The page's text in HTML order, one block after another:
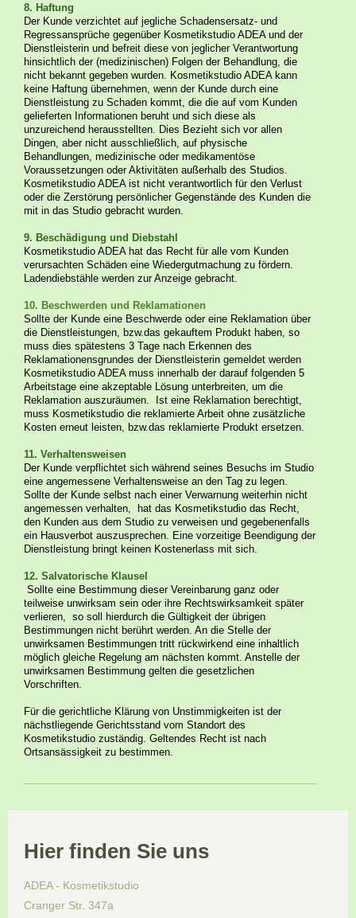
8. Haftung
Der Kunde verzichtet auf jegliche Schadensersatz- und
Regressansprüche gegenüber Kosmetikstudio ADEA und der
Dienstleisterin und befreit diese von jeglicher Verantwortung
hinsichtlich der (medizinischen) Folgen der Behandlung, die
nicht bekannt gegeben wurden. Kosmetikstudio ADEA kann
keine Haftung übernehmen, wenn der Kunde durch eine
Dienstleistung zu Schaden kommt, die die auf vom Kunden
gelieferten Informationen beruht und sich diese als
unzureichend herausstellten. Dies Bezieht sich vor allen
Dingen, aber nicht ausschließlich, auf physische
Behandlungen, medizinische oder medikamentöse
Voraussetzungen oder Aktivitäten außerhalb des Studios.
Kosmetikstudio ADEA ist nicht verantwortlich für den Verlust
oder die Zerstörung persönlicher Gegenstände des Kunden die
mit in das Studio gebracht wurden.
9. Beschädigung und Diebstahl
Kosmetikstudio ADEA hat das Recht für alle vom Kunden
verursachten Schäden eine Wiedergutmachung zu fördern.
Ladendiebstähle werden zur Anzeige gebracht.
10. Beschwerden und Reklamationen
Sollte der Kunde eine Beschwerde oder eine Reklamation über
die Dienstleistungen, bzw.das gekauftem Produkt haben, so
muss dies spätestens 3 Tage nach Erkennen des
Reklamationensgrundes der Dienstleisterin gemeldet werden
Kosmetikstudio ADEA muss innerhalb der darauf folgenden 5
Arbeitstage eine akzeptable Lösung unterbreiten, um die
Reklamation auszuräumen. Ist eine Reklamation berechtigt,
muss Kosmetikstudio die reklamierte Arbeit ohne zusätzliche
Kosten erneut leisten, bzw.das reklamierte Produkt ersetzen.
11. Verhaltensweisen
Der Kunde verpflichtet sich während seines Besuchs im Studio
eine angemessene Verhaltensweise an den Tag zu legen.
Sollte der Kunde selbst nach einer Verwarnung weiterhin nicht
angemessen verhalten, hat das Kosmetikstudio das Recht,
den Kunden aus dem Studio zu verweisen und gegebenenfalls
ein Hausverbot auszusprechen. Eine vorzeitige Beendigung der
Dienstleistung bringt keinen Kostenerlass mit sich.
12. Salvatorische Klausel
Sollte eine Bestimmung dieser Vereinbarung ganz oder
teilweise unwirksam sein oder ihre Rechtswirksamkeit später
verlieren, so soll hierdurch die Gültigkeit der übrigen
Bestimmungen nicht berührt werden. An die Stelle der
unwirksamen Bestimmungen tritt rückwirkend eine inhaltlich
möglich gleiche Regelung am nächsten kommt. Anstelle der
unwirksamen Bestimmung gelten die gesetzlichen
Vorschriften.
Für die gerichtliche Klärung von Unstimmigkeiten ist der
nächstliegende Gerichtsstand vom Standort des
Kosmetikstudio zuständig. Geltendes Recht ist nach
Ortsansässigkeit zu bestimmen.
Hier finden Sie uns
ADEA - Kosmetikstudio
Cranger Str. 347a